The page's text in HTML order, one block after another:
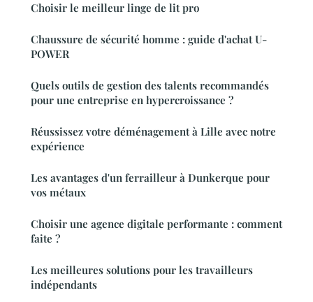
Choisir le meilleur linge de lit pro
Chaussure de sécurité homme : guide d'achat U-
POWER
Quels outils de gestion des talents recommandés
pour une entreprise en hypercroissance ?
Réussissez votre déménagement à Lille avec notre
expérience
Les avantages d'un ferrailleur à Dunkerque pour
vos métaux
Choisir une agence digitale performante : comment
faite ?
Les meilleures solutions pour les travailleurs
indépendants